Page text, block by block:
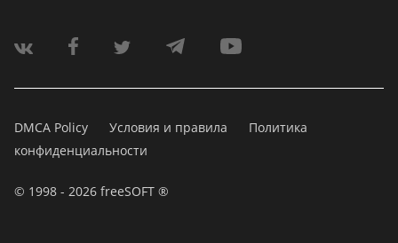
DMCA Policy Условия и правила
Политика
конфиденциальности
© 1998 - 2026 freeSOFT ®